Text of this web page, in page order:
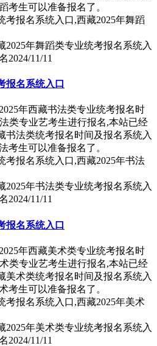
考生可以准备报名了。
2025年舞蹈类专业统考报名系统入
2024/11/11
报名系统入口
年西藏书法类专业统考报名时
类专业艺考生进行报名,本站已经
书法类统考报名时间及报名系统入
考生可以准备报名了。
2025年书法类专业统考报名系统入
2024/11/11
报名系统入口
年西藏美术类专业统考报名时
类专业艺考生进行报名,本站已经
美术类统考报名时间及报名系统入
考生可以准备报名了。
2025年美术类专业统考报名系统入
2024/11/11